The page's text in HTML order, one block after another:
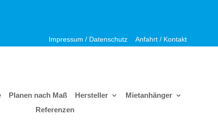
Impressum / Datenschutz Anfahrt / Kontakt
Planen nach Maß Hersteller
Mietanhänger
Referenzen